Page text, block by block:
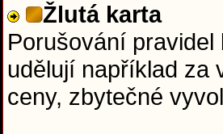
Žlutá karta
Porušování
udělují například za
ceny, zbytečné